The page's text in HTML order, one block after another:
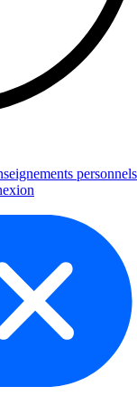
personnels